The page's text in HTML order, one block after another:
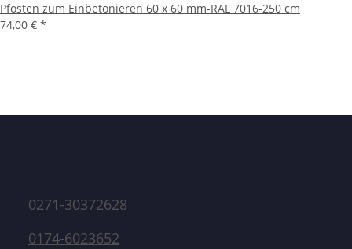
Pfosten zum Einbetonieren 60 x 60 mm-RAL 7016-250 cm
74,00 € *
0271-30372628
0174-6023652